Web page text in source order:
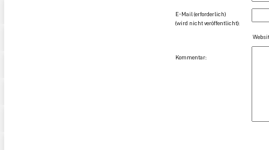
E-Mail (erforderlich)
(wird nicht veröffentlicht):
Kommentar: